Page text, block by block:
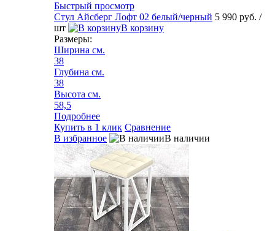
Быстрый просмотр
Стул Айсберг Лофт 02 белый/черный 5 990 руб. /
шт
В корзину
Размеры:
Ширина см.
38
Глубина см.
38
Высота см.
58,5
Подробнее
Купить в 1 клик Сравнение
В избранное
В наличии